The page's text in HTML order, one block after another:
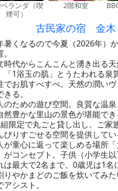
ランダ（喫
煙可）
2階和室
古民家の宿 金木
暑くなるので今夏（2026年）
時代からこんこんと湧き出る
「1浴玉の肌」とうたわれる泉
でお肌すべすべ。天然の潤い
る。
のための遊び空間。良質な温
然豊かな里山の景色が堪能で
限定で丸ごと貸し出し。ご家
びりすごせる空間を提供してい
が童心に返って楽しめる場所
がコンセプト。子供（小学生
は最大で2名まで。0歳児は1名
りやかまどのご飯を炊いてみ
アシスト。